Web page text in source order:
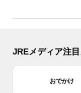
JREメディア注
おでかけ